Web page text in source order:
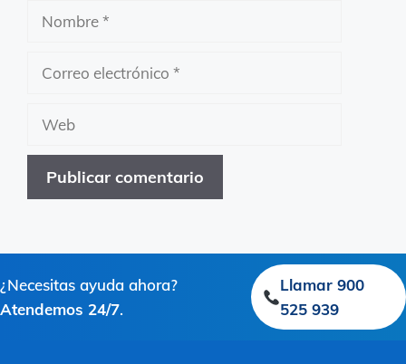
Nombre
¿Necesitas ayuda ahora?
Atendemos 24/7.
Llamar 900
525 939